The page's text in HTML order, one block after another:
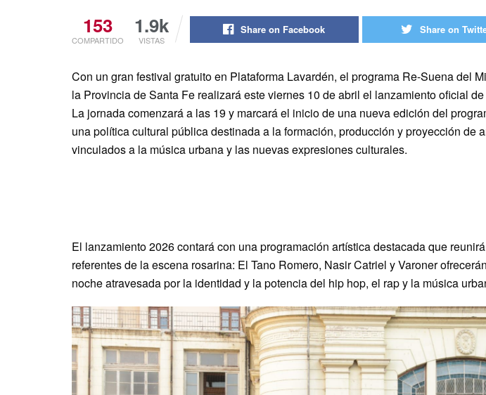
153
COMPARTIDO
1.9k
VISTAS
Share on Facebook Share on
Con un gran festival gratuito en Plataforma Lavardén, el programa Re-Suena del
la Provincia de Santa Fe realizará este viernes 10 de abril el lanzamiento oficial
La jornada comenzará a las 19 y marcará el inicio de una nueva edición del
una política cultural pública destinada a la formación, producción y proyección de
vinculados a la música urbana y las nuevas expresiones culturales.
El lanzamiento 2026 contará con una programación artística destacada que
referentes de la escena rosarina: El Tano Romero, Nasir Catriel y Varoner
noche atravesada por la identidad y la potencia del hip hop, el rap y la música